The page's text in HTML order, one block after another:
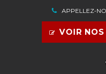
APPELLEZ-
VOIR